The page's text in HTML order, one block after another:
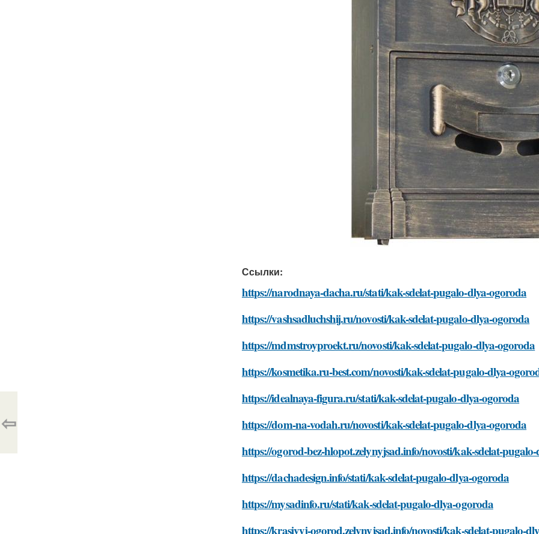
Ссылки:
https://narodnaya-dacha.ru/stati/kak-sdelat-pugalo-dlya-ogoroda
https://vashsadluchshij.ru/novosti/kak-sdelat-pugalo-dlya-ogoroda
https://mdmstroyproekt.ru/novosti/kak-sdelat-pugalo-dlya-ogoroda
https://kosmetika.ru-best.com/novosti/kak-sdelat-pugalo-dlya-
https://idealnaya-figura.ru/stati/kak-sdelat-pugalo-dlya-ogoroda
https://dom-na-vodah.ru/novosti/kak-sdelat-pugalo-dlya-ogoroda
https://ogorod-bez-hlopot.zelynyjsad.info/novosti/kak-sdelat-
https://dachadesign.info/stati/kak-sdelat-pugalo-dlya-ogoroda
https://mysadinfo.ru/stati/kak-sdelat-pugalo-dlya-ogoroda
https://krasivyj-ogorod.zelynyjsad.info/novosti/kak-sdelat-pugalo-
⇦